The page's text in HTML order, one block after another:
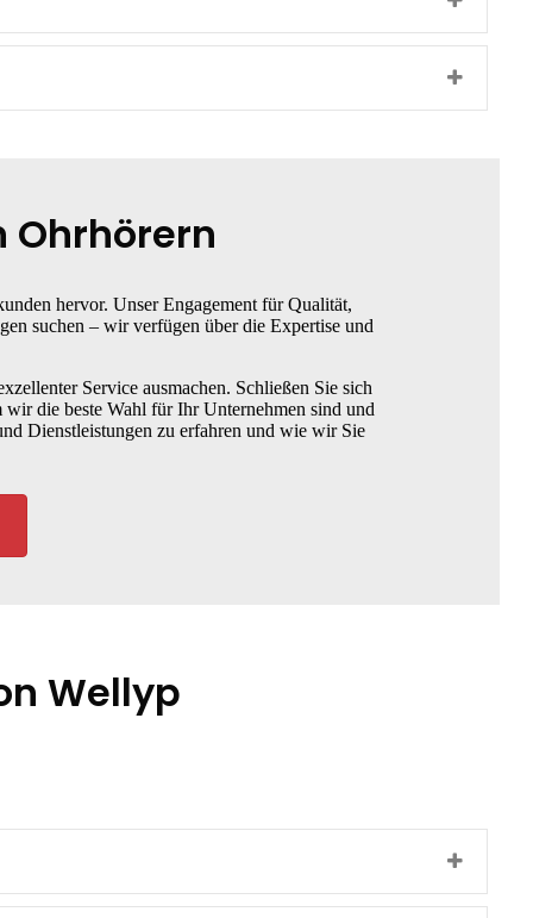
Ohrhörern
hervor. Unser Engagement für Qualität,
suchen – wir verfügen über die Expertise und
Service ausmachen. Schließen Sie sich
die beste Wahl für Ihr Unternehmen sind und
Dienstleistungen zu erfahren und wie wir Sie
Wellyp